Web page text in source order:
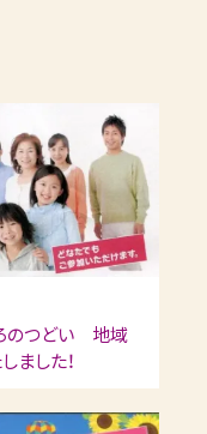
のつどい 地域
ました！